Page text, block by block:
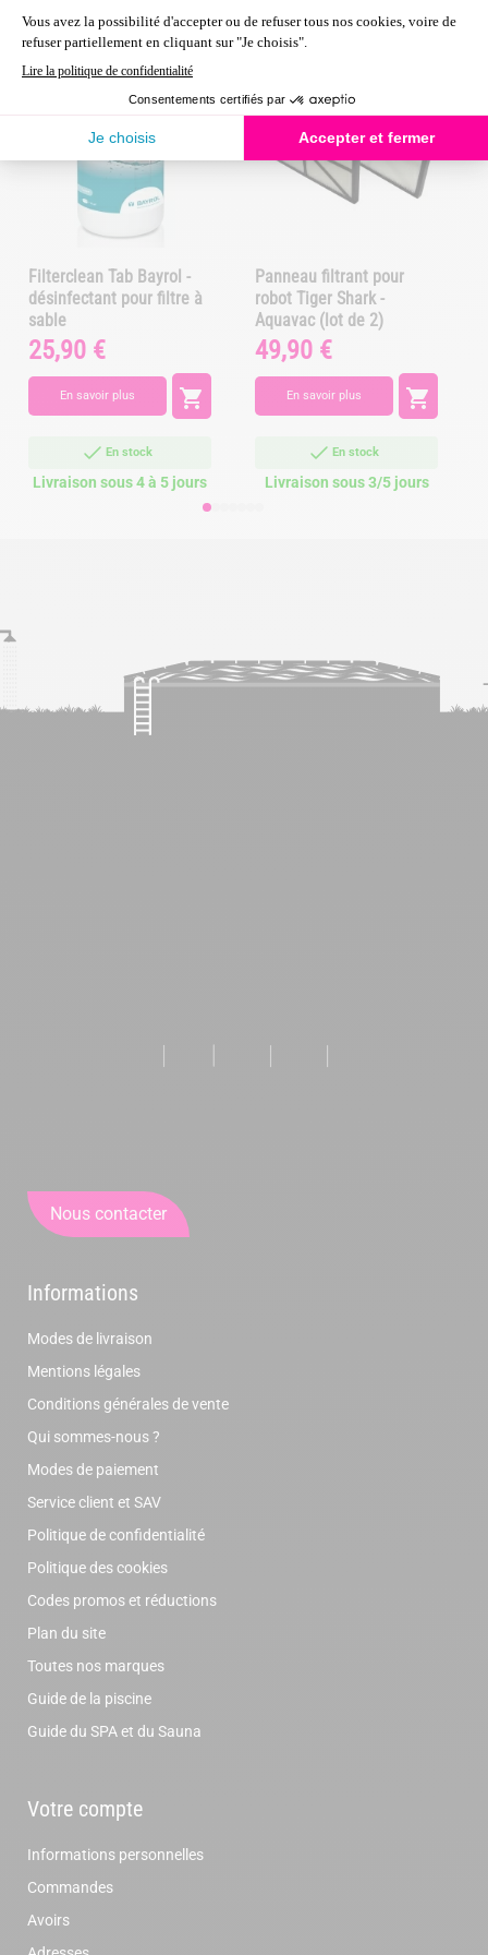
produit ont également acheté :
Filterclean Tab Bayrol -
désinfectant pour filtre à
sable
Prix
25,90 €
En savoir plus 
En stock
Livraison sous 4 à 5 jours
Panneau filtrant pour
robot Tiger Shark -
Aquavac (lot de 2)
Prix
49,90 €
En savoir plus 
En stock
Livraison sous 3/5 jours
Nous contacter
Informations
Modes de livraison
Mentions légales
Conditions générales de vente
Qui sommes-nous ?
Modes de paiement
Service client et SAV
Politique de confidentialité
Politique des cookies
Codes promos et réductions
Plan du site
Toutes nos marques
Guide de la piscine
Guide du SPA et du Sauna
Votre compte
Informations personnelles
Commandes
Avoirs